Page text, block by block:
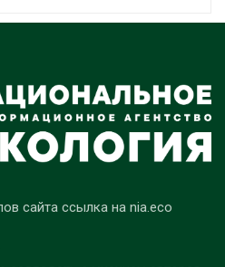
сайта ссылка на nia.eco